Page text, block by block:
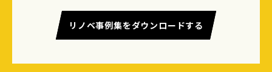
リノベ事例集をダウンロードする